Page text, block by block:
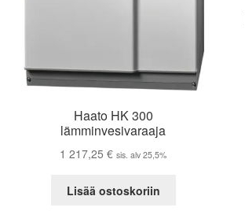
Haato HK 300
lämminvesivaraaja
1 217,25€ sis. alv 25,5%
Lisää ostoskoriin